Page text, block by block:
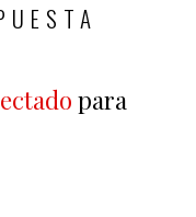
para